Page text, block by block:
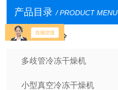
产品目录 / PRODUCT MENU
低温/恒温/制冷
多歧管冷冻干燥机
小型真空冷冻干燥机